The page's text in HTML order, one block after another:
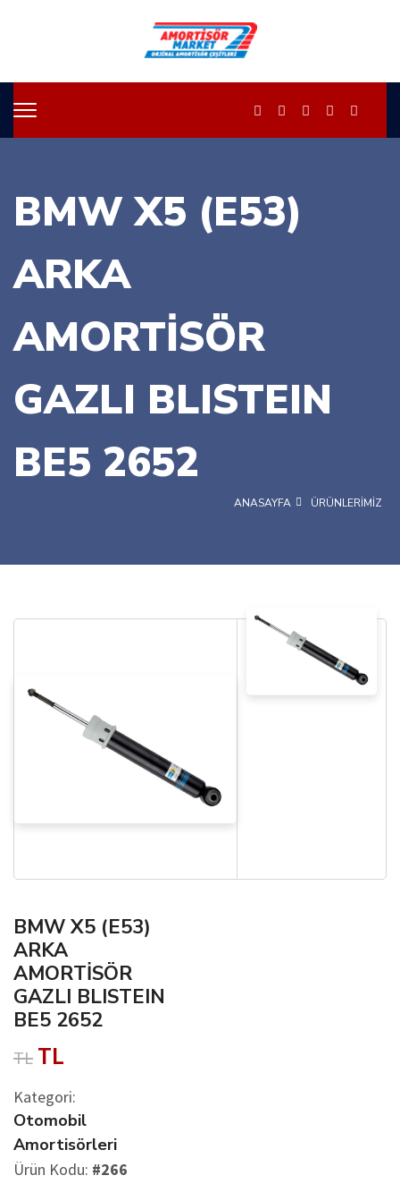
BMW X5 (E53)
ARKA
AMORTİSÖR
GAZLI BLISTEIN
BE5 2652
ÜRÜNLERİMİZ
ANASAYFA
BMW X5 (E53)
ARKA
AMORTİSÖR
GAZLI BLISTEIN
BE5 2652
TL TL
Kategori:
Otomobil
Amortisörleri
Ürün Kodu: #266